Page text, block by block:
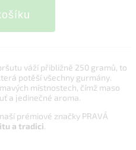
váží přibližně 250 gramů, to
potěší všechny gurmány.
místnostech, čímž maso
a jedinečné aroma.
prémiové značky PRAVÁ
a tradici.